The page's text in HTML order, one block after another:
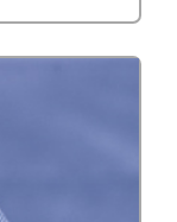
100 000